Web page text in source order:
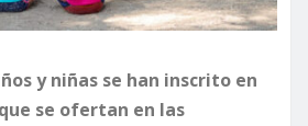
y niñas se han inscrito en
se ofertan en las